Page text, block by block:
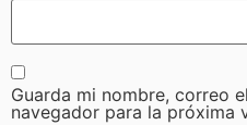
Guarda mi nombre, correo
navegador para la próxima